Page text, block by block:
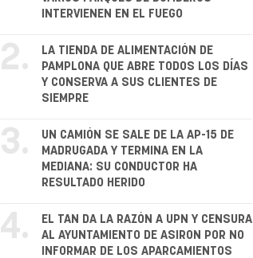
INTERVIENEN EN EL FUEGO
2.
LA TIENDA DE ALIMENTACIÓN DE
PAMPLONA QUE ABRE TODOS LOS DÍAS
Y CONSERVA A SUS CLIENTES DE
SIEMPRE
3.
UN CAMIÓN SE SALE DE LA AP-15 DE
MADRUGADA Y TERMINA EN LA
MEDIANA: SU CONDUCTOR HA
RESULTADO HERIDO
4.
EL TAN DA LA RAZÓN A UPN Y CENSURA
AL AYUNTAMIENTO DE ASIRON POR NO
INFORMAR DE LOS APARCAMIENTOS